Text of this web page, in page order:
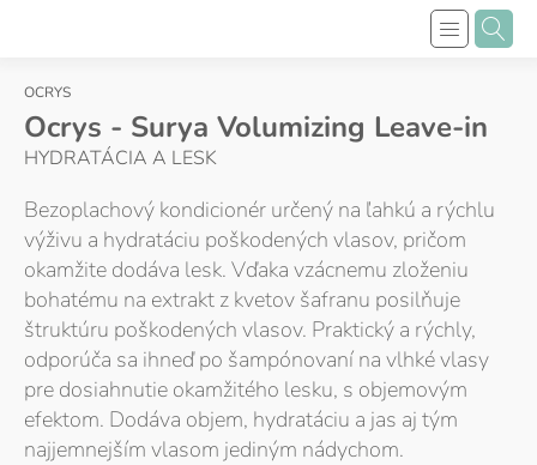
OCRYS
Ocrys - Surya Volumizing Leave-in
HYDRATÁCIA A LESK
Bezoplachový kondicionér určený na ľahkú a rýchlu
výživu a hydratáciu poškodených vlasov, pričom
okamžite dodáva lesk. Vďaka vzácnemu zloženiu
bohatému na extrakt z kvetov šafranu posilňuje
štruktúru poškodených vlasov. Praktický a rýchly,
odporúča sa ihneď po šampónovaní na vlhké vlasy
pre dosiahnutie okamžitého lesku, s objemovým
efektom. Dodáva objem, hydratáciu a jas aj tým
najjemnejším vlasom jediným nádychom.